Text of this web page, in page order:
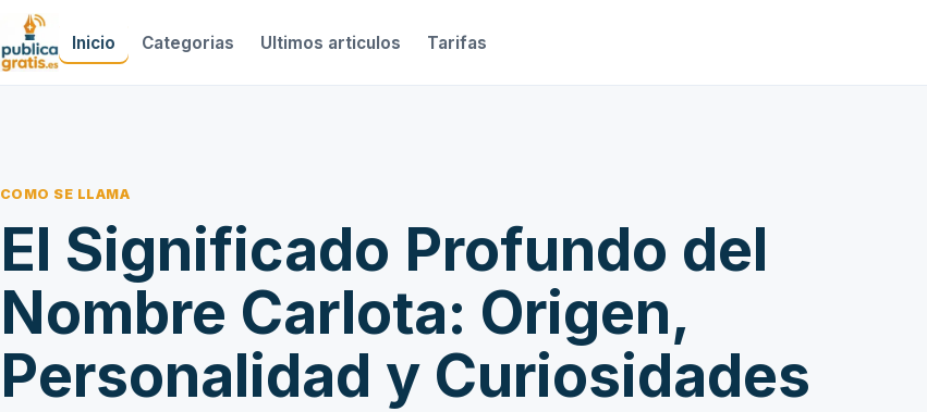
Inicio Categorias Ultimos articulos Tarifas
COMO SE LLAMA
El Significado Profundo del
Nombre Carlota: Origen,
Personalidad y Curiosidades